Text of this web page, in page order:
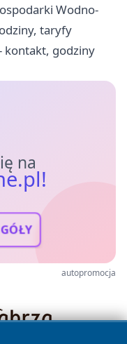
Wodno-
taryfy
kontakt, godziny
na
autopromocja